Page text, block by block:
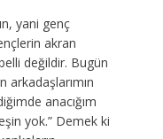
yani genç
akran
değildir. Bugün
arkadaşlarımın
anacığım
yok.” Demek ki